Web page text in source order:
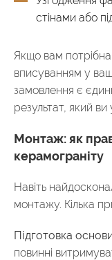
стінами або
Якщо вам
вписуванням у
замовлення є
результат, який ви
Монтаж: як
керамограніту
Навіть
монтажу. Кілька
Підготовка
повинні